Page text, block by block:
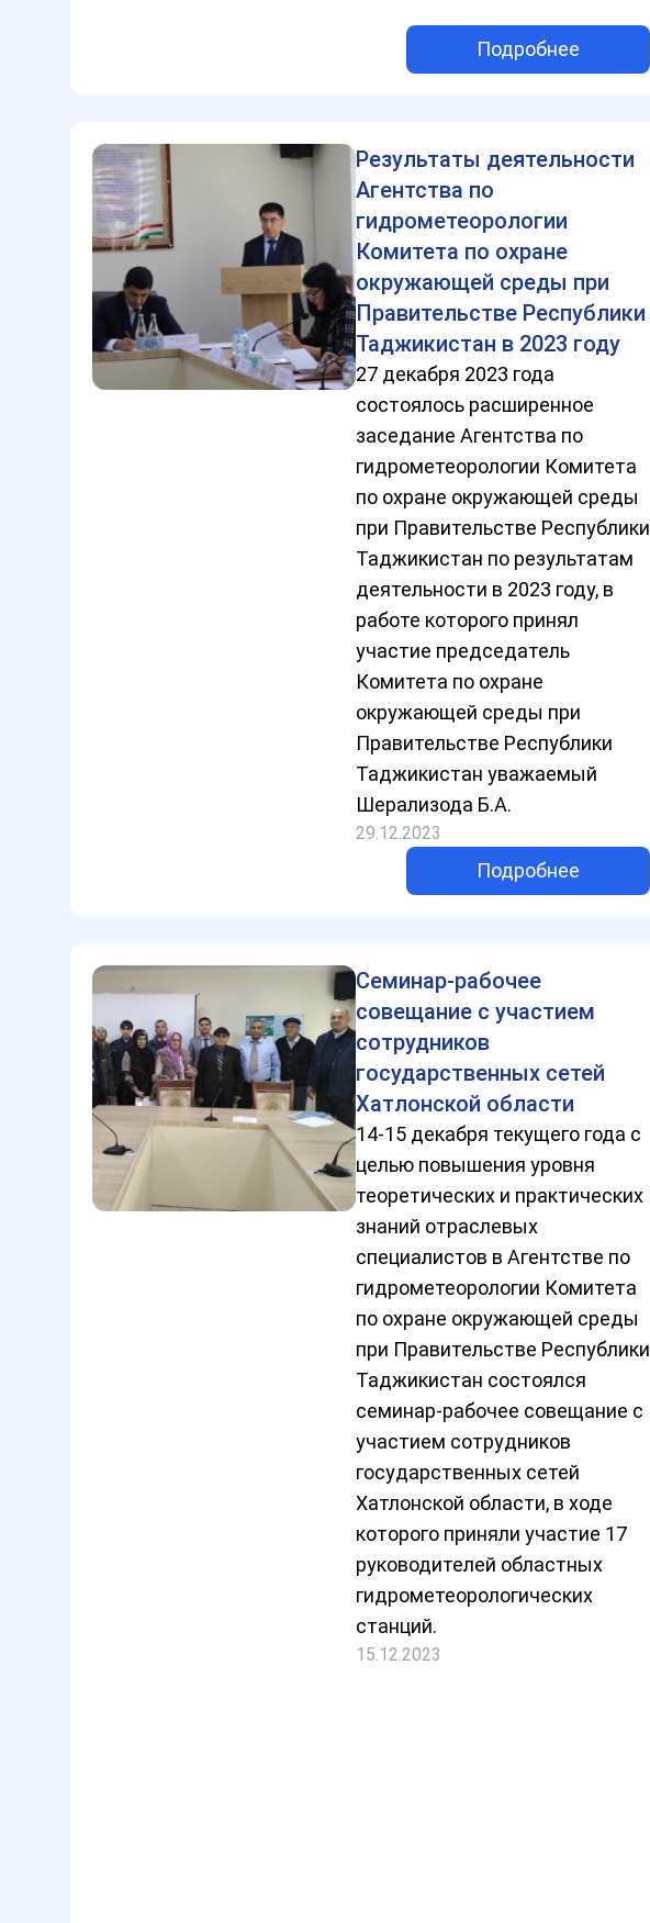
Подробнее
Результаты деятельности
Агентства по
гидрометеорологии
Комитета по охране
окружающей среды при
Правительстве Республики
Таджикистан в 2023 году
27 декабря 2023 года
состоялось расширенное
заседание Агентства по
гидрометеорологии Комитета
по охране окружающей среды
при Правительстве Республики
Таджикистан по результатам
деятельности в 2023 году, в
работе которого принял
участие председатель
Комитета по охране
окружающей среды при
Правительстве Республики
Таджикистан уважаемый
Шерализода Б.А.
29.12.2023
Подробнее
Семинар-рабочее
совещание с участием
сотрудников
государственных сетей
Хатлонской области
14-15 декабря текущего года с
целью повышения уровня
теоретических и практических
знаний отраслевых
специалистов в Агентстве по
гидрометеорологии Комитета
по охране окружающей среды
при Правительстве Республики
Таджикистан состоялся
семинар-рабочее совещание с
участием сотрудников
государственных сетей
Хатлонской области, в ходе
которого приняли участие 17
руководителей областных
гидрометеорологических
станций.
15.12.2023